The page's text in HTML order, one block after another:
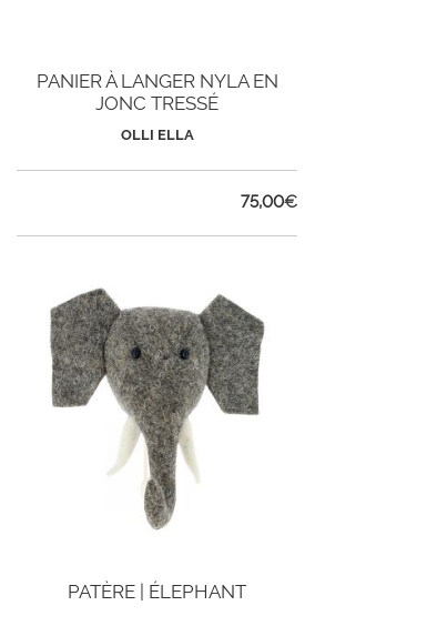
PANIER À LANGER NYLA EN
JONC TRESSÉ
OLLI ELLA
75,00€
PATÈRE | ÉLEPHANT